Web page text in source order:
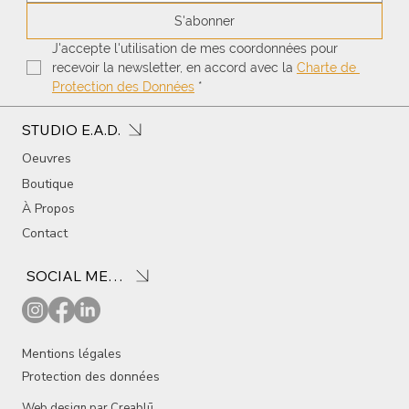
STUDIO E.A.D.
Oeuvres
Boutique
À Propos
Contact
S'abonner
J'accepte l'utilisation de mes coordonnées pour
recevoir la newsletter, en accord avec la Charte de
Protection des Données *
SOCIAL MEDIA
Mentions légales
Protection des données